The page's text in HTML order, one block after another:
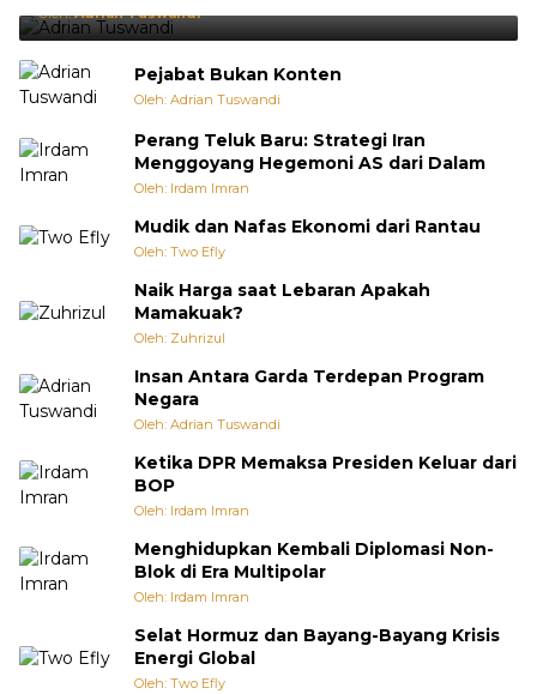
Oleh:Adrian Tuswandi
Pejabat Bukan Konten
Oleh: Adrian Tuswandi
Perang Teluk Baru: Strategi Iran
Menggoyang Hegemoni AS dari Dalam
Oleh: Irdam Imran
Mudik dan Nafas Ekonomi dari Rantau
Oleh: Two Efly
Naik Harga saat Lebaran Apakah
Mamakuak?
Oleh: Zuhrizul
Insan Antara Garda Terdepan Program
Negara
Oleh: Adrian Tuswandi
Ketika DPR Memaksa Presiden Keluar dari
BOP
Oleh: Irdam Imran
Menghidupkan Kembali Diplomasi Non-
Blok di Era Multipolar
Oleh: Irdam Imran
Selat Hormuz dan Bayang-Bayang Krisis
Energi Global
Oleh: Two Efly